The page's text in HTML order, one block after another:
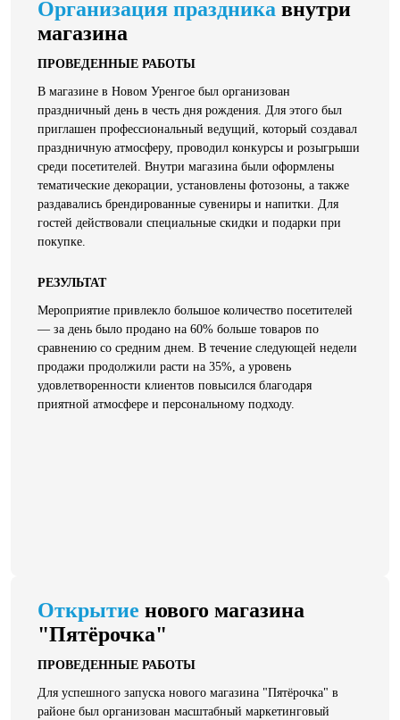
Организация праздника внутри
магазина
ПРОВЕДЕННЫЕ РАБОТЫ
В магазине в Новом Уренгое был организован
праздничный день в честь дня рождения. Для этого был
приглашен профессиональный ведущий, который создавал
праздничную атмосферу, проводил конкурсы и розыгрыши
среди посетителей. Внутри магазина были оформлены
тематические декорации, установлены фотозоны, а также
раздавались брендированные сувениры и напитки. Для
гостей действовали специальные скидки и подарки при
покупке.
РЕЗУЛЬТАТ
Мероприятие привлекло большое количество посетителей
— за день было продано на 60% больше товаров по
сравнению со средним днем. В течение следующей недели
продажи продолжили расти на 35%, а уровень
удовлетворенности клиентов повысился благодаря
приятной атмосфере и персональному подходу.
Открытие нового магазина
"Пятёрочка"
ПРОВЕДЕННЫЕ РАБОТЫ
Для успешного запуска нового магазина "Пятёрочка" в
районе был организован масштабный маркетинговый